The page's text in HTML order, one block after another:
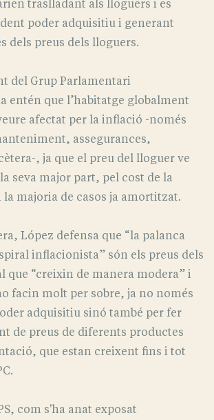
traslladant als lloguers i es
poder adquisitiu i generant
dels preus dels lloguers.
del Grup Parlamentari
entén que l’habitatge globalment
afectat per la inflació -només
assegurances,
, ja que el preu del lloguer ve
seva major part, pel cost de la
majoria de casos ja amortitzat.
López defensa que “la palanca
inflacionista” són els preus dels
que “creixin de manera modera” i
facin molt per sobre, ja no només
adquisitiu sinó també per fer
de preus de diferents productes
que estan creixent fins i tot
com s'ha anat exposat